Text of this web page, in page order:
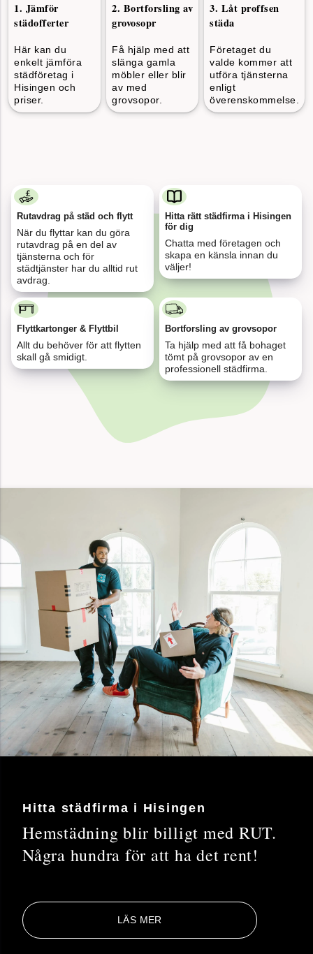
Flytt 134 kvm, Göteborg till Stockholm
för 3
4 kärl löpande papper och plast, Växjö
för 19
sedan
Fönsterputs och kontorsstäd, Helsingborg
för 12
minuter
Uppköp av dödsbo i Stockholm, 180 kvm
för 12
minuter
sedan
städofferter
enkelt jämföra
städföretag i
Hisingen och
priser.
grovosopr
slänga gamla
möbler eller blir
av med
grovsopor.
städa
valde kommer att
utföra tjänsterna
enligt
överenskommelse.
Rutavdrag på städ och flytt
När du flyttar kan du göra
rutavdrag på en del av
tjänsterna och för
städtjänster har du alltid rut
avdrag.
Hitta rätt städfirma i Hisingen
för dig
Chatta med företagen och
skapa en känsla innan du
väljer!
Flyttkartonger & Flyttbil
Allt du behöver för att flytten
skall gå smidigt.
Bortforsling av grovsopor
Ta hjälp med att få bohaget
tömt på grovsopor av en
professionell städfirma.
Hitta städfirma i Hisingen
Hemstädning blir billigt med RUT.
Några hundra för att ha det rent!
LÄS MER